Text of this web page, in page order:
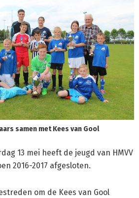
samen met Kees van Gool
13 mei heeft de jeugd van HMVV
2016-2017 afgesloten.
om de Kees van Gool